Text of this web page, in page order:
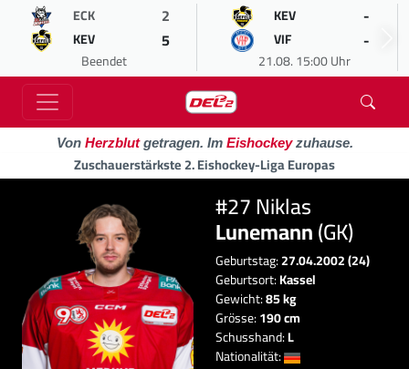
ECK 2
KEV 5
Beendet
KEV -
VIF -
21.08. 15:00 Uhr
Von Herzblutgetragen. Im Eishockeyzuhause.
Zuschauerstärkste 2. Eishockey-Liga Europas
#27 Niklas
Lunemann(GK)
Geburtstag:27.04.2002 (24)
Geburtsort:Kassel
Gewicht:85 kg
Grösse:190 cm
Schusshand:L
Nationalität: